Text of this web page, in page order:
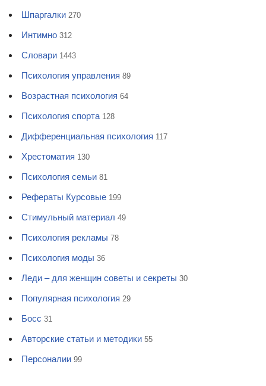
Шпаргалки 270
Интимно 312
Словари 1443
Психология управления 89
Возрастная психология 64
Психология спорта 128
Дифференциальная психология 117
Хрестоматия 130
Психология семьи 81
Рефераты Курсовые 199
Стимульный материал 49
Психология рекламы 78
Психология моды 36
Леди – для женщин советы и секреты 30
Популярная психология 29
Босс 31
Авторские статьи и методики 55
Персоналии 99